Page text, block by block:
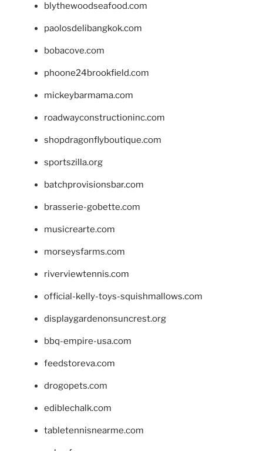
blythewoodseafood.com
paolosdelibangkok.com
bobacove.com
phoone24brookfield.com
mickeybarmama.com
roadwayconstructioninc.com
shopdragonflyboutique.com
sportszilla.org
batchprovisionsbar.com
brasserie-gobette.com
musicrearte.com
morseysfarms.com
riverviewtennis.com
official-kelly-toys-squishmallows.com
displaygardenonsuncrest.org
bbq-empire-usa.com
feedstoreva.com
drogopets.com
ediblechalk.com
tabletennisnearme.com